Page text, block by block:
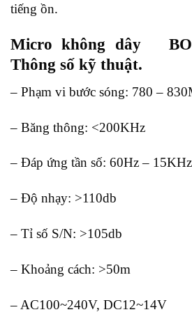
tiếng ồn.
Micro không dây
Thông số kỹ thuật.
– Phạm vi bước sóng: 780 –
– Băng thông: <200KHz
– Đáp ứng tần số: 60Hz – 15KHz
– Độ nhạy: >110db
– Tỉ số S/N: >105db
– Khoảng cách: >50m
– AC100~240V, DC12~14V